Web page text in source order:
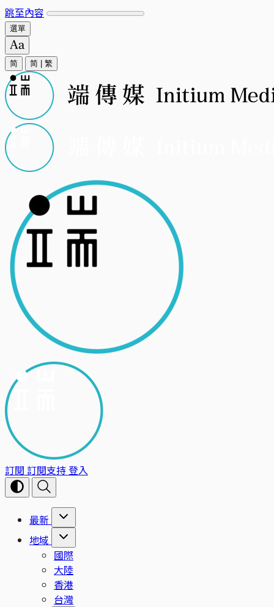
跳至內容
選單
简 简 繁
訂閱 訂閱支持登入
最新
地域
國際
大陸
香港
台灣